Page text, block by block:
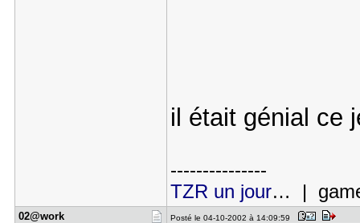
il était génial ce
---------------
TZR un jour… |
02@work Posté le 04-10-2002 à 14:09:59